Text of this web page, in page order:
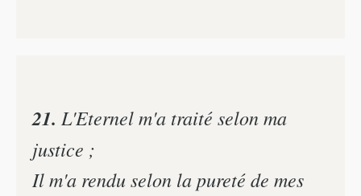
21. L'Eternel m'a traité selon ma
justice ;
Il m'a rendu selon la pureté de mes